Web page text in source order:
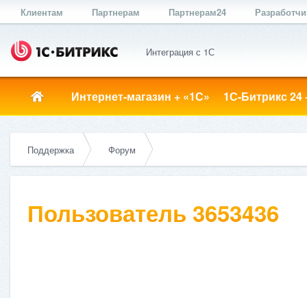
Клиентам Партнерам Партнерам24
Интеграция с 1С
Интернет-магазин + «1С» 1С-Битрикс 24
Поддержка Форум
Пользователь 3653436